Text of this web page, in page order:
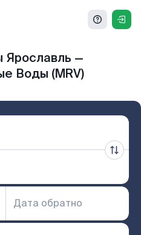
Ярославль —
Воды (MRV)